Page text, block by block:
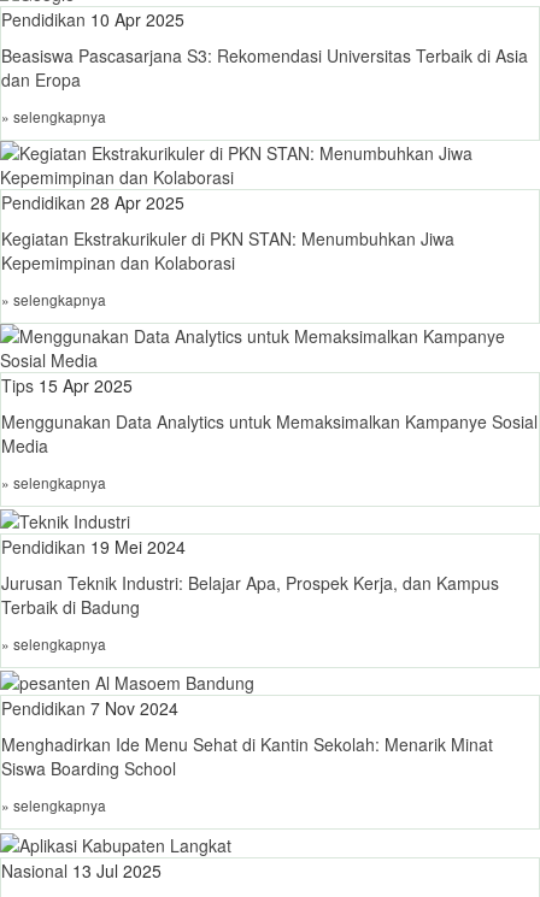
Pendidikan 10 Apr 2025
Beasiswa Pascasarjana S3: Rekomendasi Universitas Terbaik di Asia
dan Eropa
» selengkapnya
Pendidikan 28 Apr 2025
Kegiatan Ekstrakurikuler di PKN STAN: Menumbuhkan Jiwa
Kepemimpinan dan Kolaborasi
» selengkapnya
Tips 15 Apr 2025
Menggunakan Data Analytics untuk Memaksimalkan Kampanye Sosial
Media
» selengkapnya
Pendidikan 19 Mei 2024
Jurusan Teknik Industri: Belajar Apa, Prospek Kerja, dan Kampus
Terbaik di Badung
» selengkapnya
Pendidikan 7 Nov 2024
Menghadirkan Ide Menu Sehat di Kantin Sekolah: Menarik Minat
Siswa Boarding School
» selengkapnya
Nasional 13 Jul 2025